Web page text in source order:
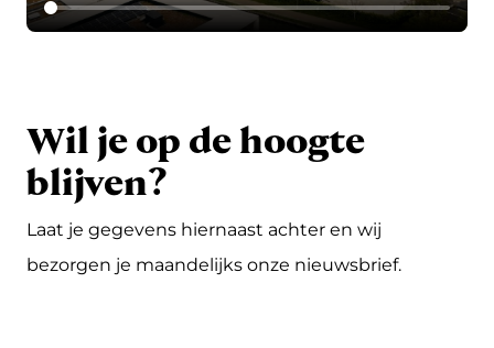
Wil je op de hoogte
blijven?
Laat je gegevens hiernaast achter en wij
bezorgen je maandelijks onze nieuwsbrief.